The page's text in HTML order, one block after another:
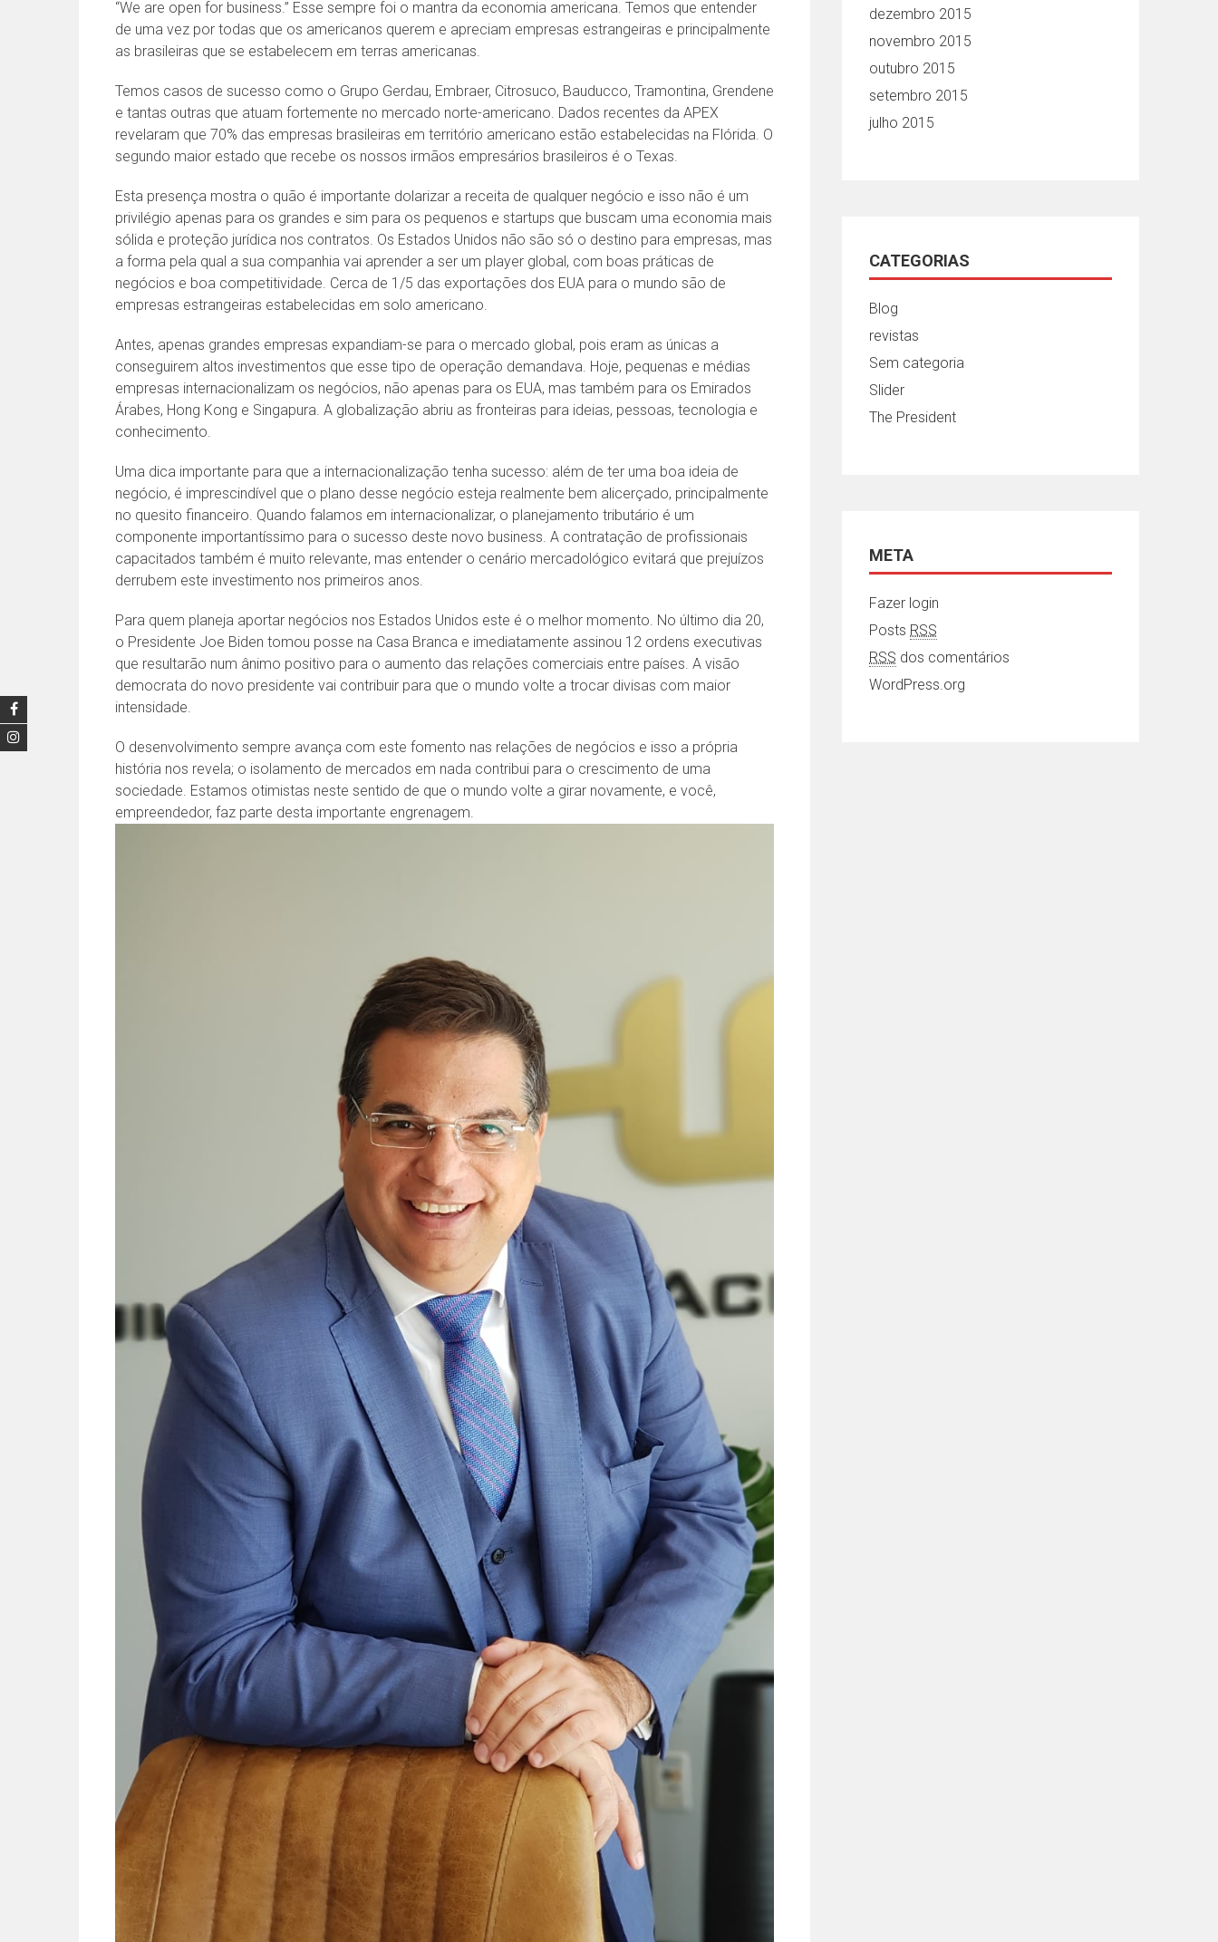
“We are open for business.” Esse sempre foi o mantra da economia americana. Temos que entender
de uma vez por todas que os americanos querem e apreciam empresas estrangeiras e principalmente
as brasileiras que se estabelecem em terras americanas.
Temos casos de sucesso como o Grupo Gerdau, Embraer, Citrosuco, Bauducco, Tramontina, Grendene
e tantas outras que atuam fortemente no mercado norte-americano. Dados recentes da APEX
revelaram que 70% das empresas brasileiras em território americano estão estabelecidas na Flórida. O
segundo maior estado que recebe os nossos irmãos empresários brasileiros é o Texas.
Esta presença mostra o quão é importante dolarizar a receita de qualquer negócio e isso não é um
privilégio apenas para os grandes e sim para os pequenos e startups que buscam uma economia mais
sólida e proteção jurídica nos contratos. Os Estados Unidos não são só o destino para empresas, mas
a forma pela qual a sua companhia vai aprender a ser um player global, com boas práticas de
negócios e boa competitividade. Cerca de 1/5 das exportações dos EUA para o mundo são de
empresas estrangeiras estabelecidas em solo americano.
Antes, apenas grandes empresas expandiam-se para o mercado global, pois eram as únicas a
conseguirem altos investimentos que esse tipo de operação demandava. Hoje, pequenas e médias
empresas internacionalizam os negócios, não apenas para os EUA, mas também para os Emirados
Árabes, Hong Kong e Singapura. A globalização abriu as fronteiras para ideias, pessoas, tecnologia e
conhecimento.
Uma dica importante para que a internacionalização tenha sucesso: além de ter uma boa ideia de
negócio, é imprescindível que o plano desse negócio esteja realmente bem alicerçado, principalmente
no quesito financeiro. Quando falamos em internacionalizar, o planejamento tributário é um
componente importantíssimo para o sucesso deste novo business. A contratação de profissionais
capacitados também é muito relevante, mas entender o cenário mercadológico evitará que prejuízos
derrubem este investimento nos primeiros anos.
Para quem planeja aportar negócios nos Estados Unidos este é o melhor momento. No último dia 20,
o Presidente Joe Biden tomou posse na Casa Branca e imediatamente assinou 12 ordens executivas
que resultarão num ânimo positivo para o aumento das relações comerciais entre países. A visão
democrata do novo presidente vai contribuir para que o mundo volte a trocar divisas com maior
intensidade.
O desenvolvimento sempre avança com este fomento nas relações de negócios e isso a própria
história nos revela; o isolamento de mercados em nada contribui para o crescimento de uma
sociedade. Estamos otimistas neste sentido de que o mundo volte a girar novamente, e você,
empreendedor, faz parte desta importante engrenagem.
dezembro 2015
novembro 2015
outubro 2015
setembro 2015
julho 2015
CATEGORIAS
Blog
revistas
Sem categoria
Slider
The President
META
Fazer login
Posts RSS
RSS dos comentários
WordPress.org